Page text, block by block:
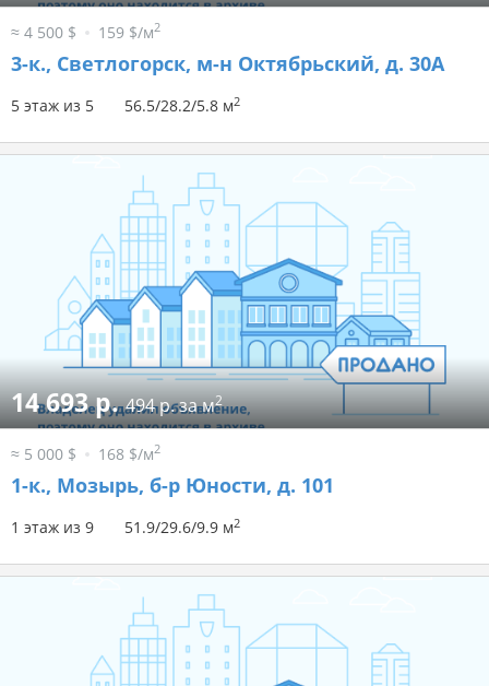
≈ 4 500 $ 159 $/м2
3-к., Светлогорск, м-н Октябрьский, д. 30А
5 этаж из 5 56.5/28.2/5.8 м2
14 693 р.494 р. за м2
≈ 5 000 $ 168 $/м2
1-к., Мозырь, б-р Юности, д. 101
1 этаж из 9 51.9/29.6/9.9 м2